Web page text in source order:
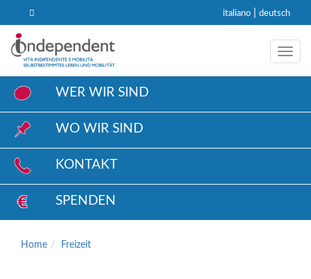
italiano deutsch
WER WIR SIND
WO WIR SIND
KONTAKT
SPENDEN
Home Freizeit